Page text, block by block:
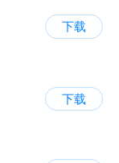
下载
下载